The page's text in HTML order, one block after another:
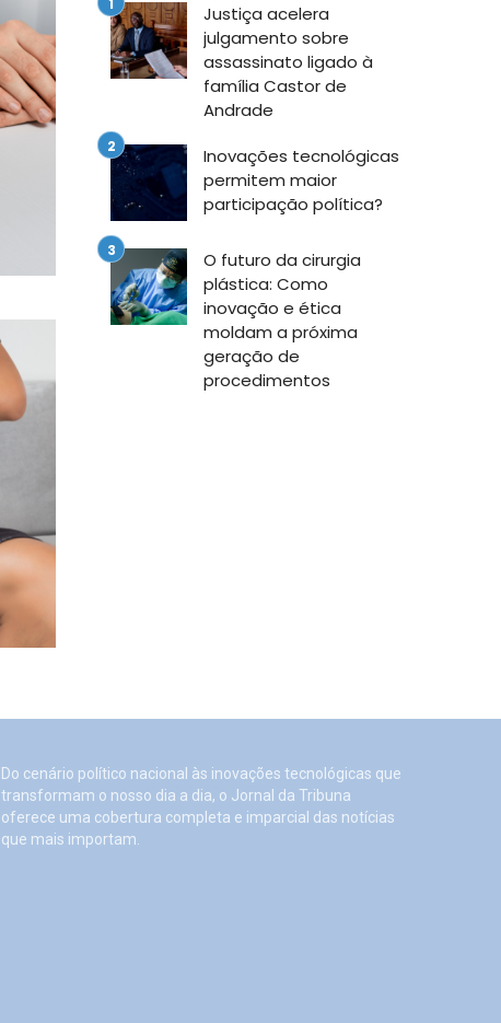
Justiça acelera
julgamento sobre
assassinato ligado à
família Castor de
Andrade
Inovações tecnológicas
permitem maior
participação política?
O futuro da cirurgia
plástica: Como
inovação e ética
moldam a próxima
geração de
procedimentos
Do cenário político nacional às inovações tecnológicas que
transformam o nosso dia a dia, o Jornal da Tribuna
oferece uma cobertura completa e imparcial das notícias
que mais importam.